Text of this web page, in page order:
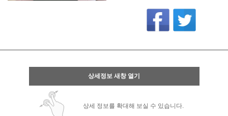
상세정보 새창 열기
상세 정보를 확대해 보실 수 있습니다.